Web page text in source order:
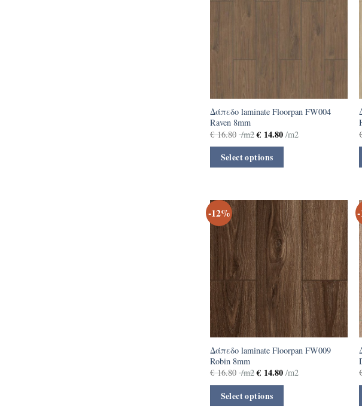
Δάπεδο laminate Floorpan FW004
Raven 8mm
€16.80 /m2 € 14.80 /m2
Select options
-12%
Δάπεδο laminate Floorpan FW009
Robin 8mm
€16.80 /m2 € 14.80 /m2
Select options